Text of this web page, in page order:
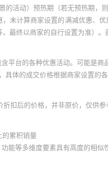
的活动）预热期（若无预热期
未计算商家设置的满减优惠、
最终以商家的自行设置为准）
平台的各种优惠活动。可能是
体的成交价格根据商家设置的
扣后的价格，并非原价，仅供参
的累积销量
能等多维度要素具有高度的相似